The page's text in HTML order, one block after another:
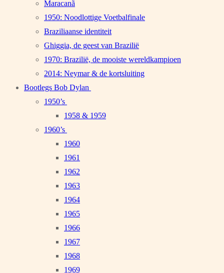
Maracanã
1950: Noodlottige Voetbalfinale
Braziliaanse identiteit
Ghiggia, de geest van Brazilië
1970: Brazilië, de mooiste wereldkampioen
2014: Neymar & de kortsluiting
Bootlegs Bob Dylan
1950’s
1958 & 1959
1960’s
1960
1961
1962
1963
1964
1965
1966
1967
1968
1969